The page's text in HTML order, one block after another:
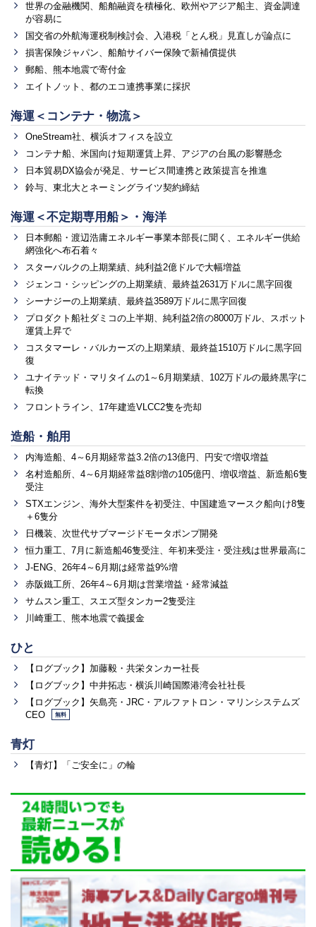
世界の金融機関、船舶融資を積極化、欧州やアジア船主、資金調達
が容易に
国交省の外航海運税制検討会、入港税「とん税」見直しが論点に
損害保険ジャパン、船舶サイバー保険で新補償提供
郵船、熊本地震で寄付金
エイトノット、都のエコ連携事業に採択
海運＜コンテナ・物流＞
OneStream社、横浜オフィスを設立
コンテナ船、米国向け短期運賃上昇、アジアの台風の影響懸念
日本貿易DX協会が発足、サービス間連携と政策提言を推進
鈴与、東北大とネーミングライツ契約締結
海運＜不定期専用船＞・海洋
日本郵船・渡辺浩庸エネルギー事業本部長に聞く、エネルギー供給
網強化へ布石着々
スターバルクの上期業績、純利益2億ドルで大幅増益
ジェンコ・シッピングの上期業績、最終益2631万ドルに黒字回復
シーナジーの上期業績、最終益3589万ドルに黒字回復
プロダクト船社ダミコの上半期、純利益2倍の8000万ドル、スポット
運賃上昇で
コスタマーレ・バルカーズの上期業績、最終益1510万ドルに黒字回
復
ユナイテッド・マリタイムの1～6月期業績、102万ドルの最終黒字に
転換
フロントライン、17年建造VLCC2隻を売却
造船・舶用
内海造船、4～6月期経常益3.2倍の13億円、円安で増収増益
名村造船所、4～6月期経常益8割増の105億円、増収増益、新造船6隻
受注
STXエンジン、海外大型案件を初受注、中国建造マースク船向け8隻
＋6隻分
日機装、次世代サブマージドモータポンプ開発
恒力重工、7月に新造船46隻受注、年初来受注・受注残は世界最高に
J-ENG、26年4～6月期は経常益9%増
赤阪鐵工所、26年4～6月期は営業増益・経常減益
サムスン重工、スエズ型タンカー2隻受注
川崎重工、熊本地震で義援金
ひと
【ログブック】加藤毅・共栄タンカー社長
【ログブック】中井拓志・横浜川崎国際港湾会社社長
【ログブック】矢島亮・JRC・アルファトロン・マリンシステムズ
CEO
無料
青灯
【青灯】「ご安全に」の輪